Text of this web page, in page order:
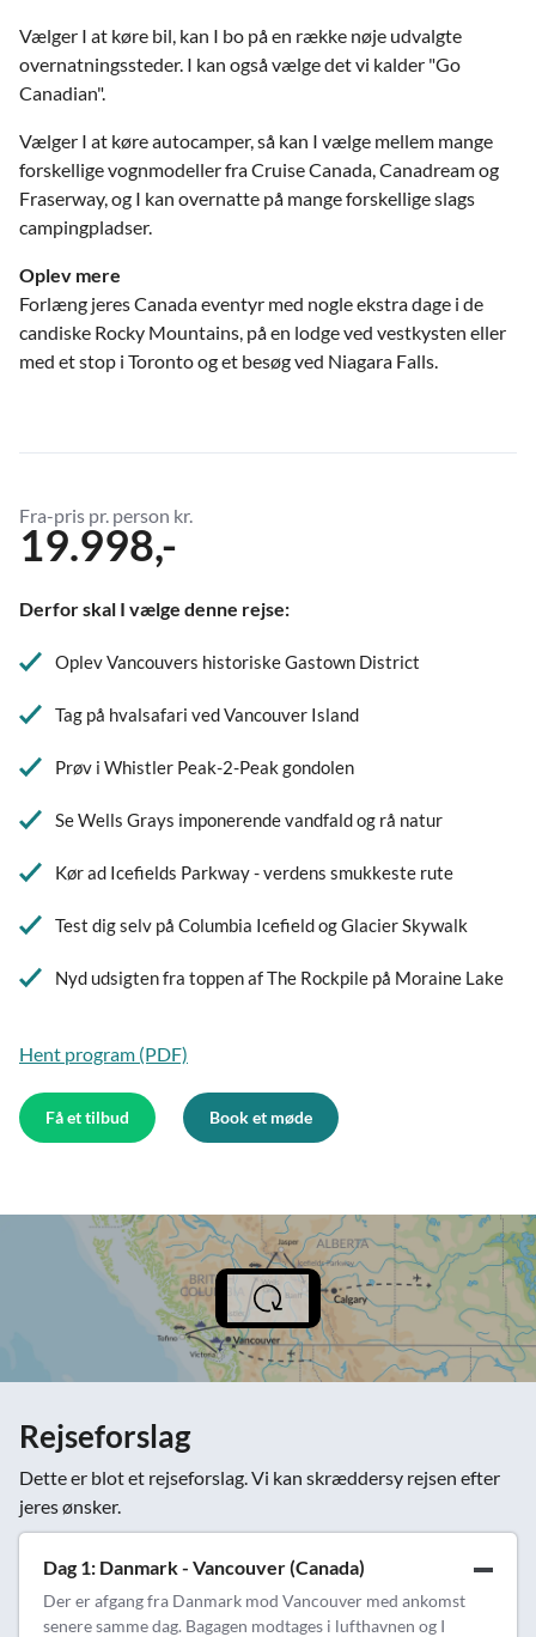
Vælger I at køre bil, kan I bo på en række nøje udvalgte
overnatningssteder. I kan også vælge det vi kalder "Go
Canadian".
Vælger I at køre autocamper, så kan I vælge mellem mange
forskellige vognmodeller fra Cruise Canada, Canadream og
Fraserway, og I kan overnatte på mange forskellige slags
campingpladser.
Oplev mere
Forlæng jeres Canada eventyr med nogle ekstra dage i de
candiske Rocky Mountains, på en lodge ved vestkysten eller
med et stop i Toronto og et besøg ved Niagara Falls.
Fra-pris pr. person kr.
19.998,-
Derfor skal I vælge denne rejse:
Oplev Vancouvers historiske Gastown District
Tag på hvalsafari ved Vancouver Island
Prøv i Whistler Peak-2-Peak gondolen
Se Wells Grays imponerende vandfald og rå natur
Kør ad Icefields Parkway - verdens smukkeste rute
Test dig selv på Columbia Icefield og Glacier Skywalk
Nyd udsigten fra toppen af The Rockpile på Moraine Lake
Hent program (PDF)
Få et tilbud Book et møde
Rejseforslag
Dette er blot et rejseforslag. Vi kan skræddersy rejsen efter
jeres ønsker.
Dag 1: Danmark - Vancouver (Canada)
Der er afgang fra Danmark mod Vancouver med ankomst
senere samme dag. Bagagen modtages i lufthavnen og I